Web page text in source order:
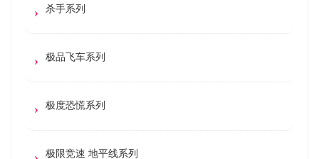
杀手系列
极品飞车系列
极度恐慌系列
极限竞速 地平线系列